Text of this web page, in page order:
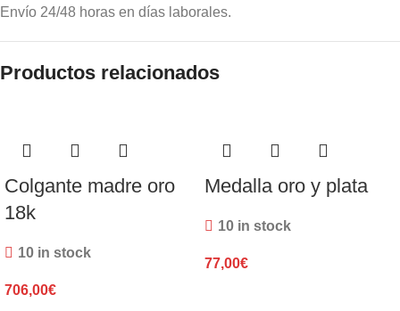
Envío 24/48 horas en días laborales.
Productos relacionados
Colgante madre oro
18k
10 in stock
706,00€
Medalla oro y plata
10 in stock
77,00€